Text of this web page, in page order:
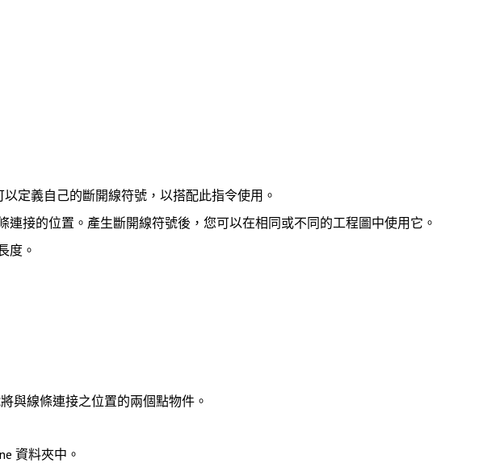
定義自己的斷開線符號，以搭配此指令使用。
接的位置。產生斷開線符號後，您可以在相同或不同的工程圖中使用它。
度。
與線條連接之位置的兩個點物件。
資料夾中。